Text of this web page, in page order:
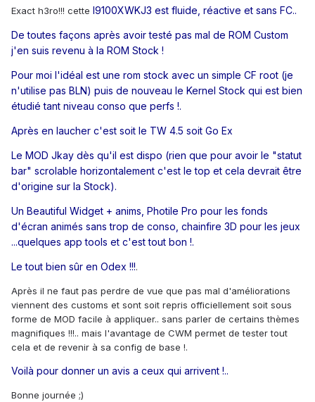
Exact h3ro!!! cette I9100XWKJ3 est fluide, réactive et sans FC..
De toutes façons après avoir testé pas mal de ROM Custom
j'en suis revenu à la ROM Stock !
Pour moi l'idéal est une rom stock avec un simple CF root (je
n'utilise pas BLN) puis de nouveau le Kernel Stock qui est bien
étudié tant niveau conso que perfs !.
Après en laucher c'est soit le TW 4.5 soit Go Ex
Le MOD Jkay dès qu'il est dispo (rien que pour avoir le "statut
bar" scrolable horizontalement c'est le top et cela devrait être
d'origine sur la Stock).
Un Beautiful Widget + anims, Photile Pro pour les fonds
d'écran animés sans trop de conso, chainfire 3D pour les jeux
...quelques app tools et c'est tout bon !.
Le tout bien sûr en Odex !!!.
Après il ne faut pas perdre de vue que pas mal d'améliorations
viennent des customs et sont soit repris officiellement soit sous
forme de MOD facile à appliquer.. sans parler de certains thèmes
magnifiques !!!.. mais l'avantage de CWM permet de tester tout
cela et de revenir à sa config de base !.
Voilà pour donner un avis a ceux qui arrivent !..
Bonne journée ;)